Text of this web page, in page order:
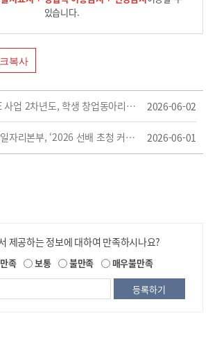
있습니다.
복사
업 2차년도, 학생 창업동아리 발대식 개최 2026-06-02
리본부, ‘2026 선배 초청 커리어 멘토링’ 운영 2026-06-01
제공하는 정보에 대하여 만족하시나요?
만족 보통 불만족 매우불만족
공
되
는